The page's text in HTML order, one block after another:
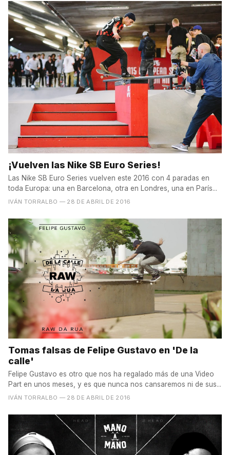
¡Vuelven las Nike SB Euro Series!
Las Nike SB Euro Series vuelven este 2016 con 4 paradas en
toda Europa: una en Barcelona, otra en Londres, una en París...
IVÁN TORRALBO — 28 DE ABRIL DE 2016
Tomas falsas de Felipe Gustavo en 'De la
calle'
Felipe Gustavo es otro que nos ha regalado más de una Video
Part en unos meses, y es que nunca nos cansaremos ni de sus...
IVÁN TORRALBO — 28 DE ABRIL DE 2016